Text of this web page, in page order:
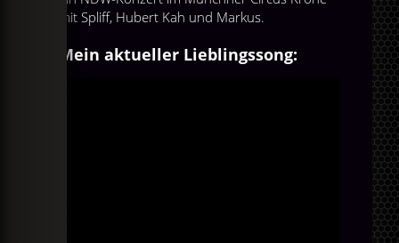
mit Spliff, Hubert Kah und Markus.
Mein aktueller Lieblingssong: